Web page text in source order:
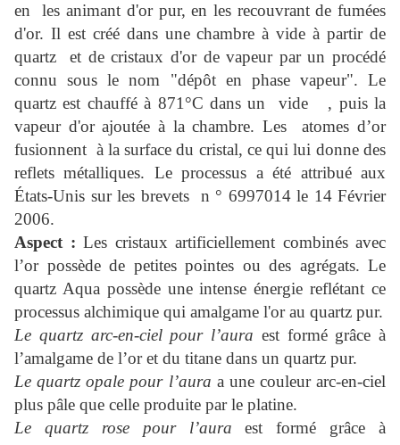
en les animant d'or pur, en les recouvrant de fumées
d'or. Il est créé dans une chambre à vide à partir de
quartz et de cristaux d'or de vapeur par un procédé
connu sous le nom "dépôt en phase vapeur". Le
quartz est chauffé à 871°C dans un vide , puis la
vapeur d'or ajoutée à la chambre. Les atomes d’or
fusionnent à la surface du cristal, ce qui lui donne des
reflets métalliques. Le processus a été attribué aux
États-Unis sur les brevets n ° 6997014 le 14 Février
2006.
Aspect : Les cristaux artificiellement combinés avec
l’or possède de petites pointes ou des agrégats. Le
quartz Aqua possède une intense énergie reflétant ce
processus alchimique qui amalgame l'or au quartz pur.
Le quartz arc-en-ciel pour l’aura est formé grâce à
l’amalgame de l’or et du titane dans un quartz pur.
Le quartz opale pour l’aura a une couleur arc-en-ciel
plus pâle que celle produite par le platine.
Le quartz rose pour l’aura est formé grâce à